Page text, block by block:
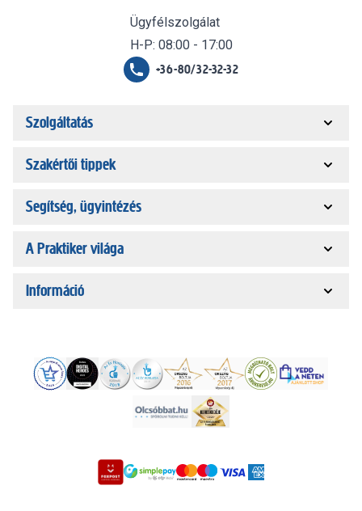
Ügyfélszolgálat
H-P: 08:00 - 17:00
+36-80/32-32-32
Szolgáltatás
Szakértői tippek
Segítség, ügyintézés
A Praktiker világa
Információ